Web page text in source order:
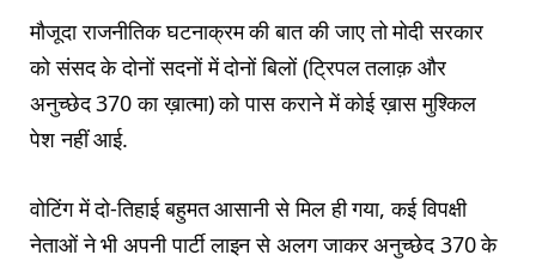
मौजूदा राजनीतिक घटनाक्रम की बात की जाए तो मोदी सरकार
को संसद के दोनों सदनों में दोनों बिलों (ट्रिपल तलाक़ और
अनुच्छेद 370 का ख़ात्मा) को पास कराने में कोई ख़ास मुश्किल
पेश नहीं आई.
वोटिंग में दो-तिहाई बहुमत आसानी से मिल ही गया, कई विपक्षी
नेताओं ने भी अपनी पार्टी लाइन से अलग जाकर अनुच्छेद 370 के